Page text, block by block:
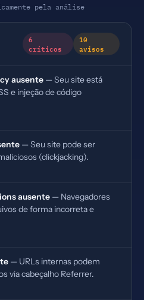
pela análise
6
críticos
10
avisos
ausente — Seu site está
e injeção de código
— Seu site pode ser
(clickjacking).
ausente — Navegadores
de forma incorreta e
— URLs internas podem
via cabeçalho Referrer.